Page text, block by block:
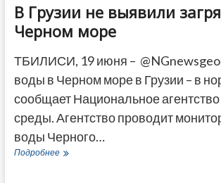
В Грузии не выявили
Черном море
ТБИЛИСИ, 19 июня –
воды в Черном море в Грузии – в
сообщает Национальное
среды. Агентство проводит
воды Черного…
ПодробнееВ